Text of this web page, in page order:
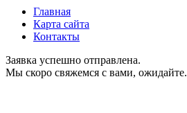
Главная
Карта сайта
Контакты
Заявка успешно отправлена.
Мы скоро свяжемся с вами, ожидайте.